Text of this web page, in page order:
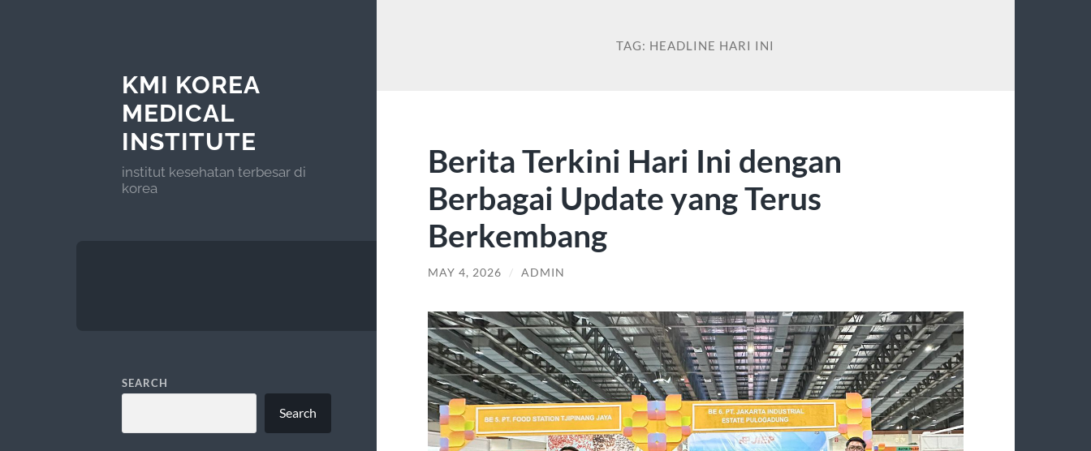
KMI KOREA
MEDICAL
INSTITUTE
institut kesehatan terbesar di
korea
SEARCH
Search
TAG: HEADLINE HARI INI
Berita Terkini Hari Ini dengan
Berbagai Update yang Terus
Berkembang
MAY 4, 2026 / ADMIN